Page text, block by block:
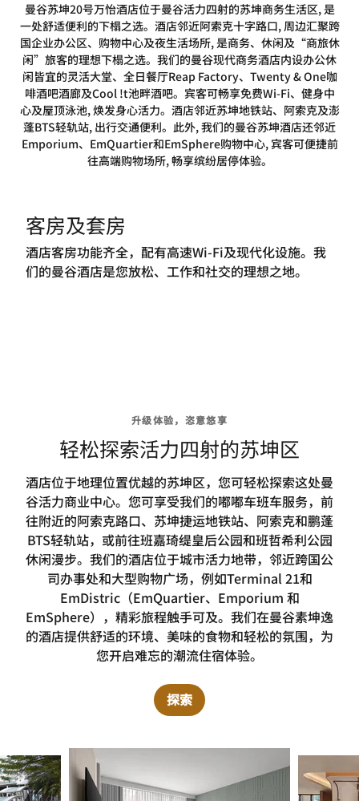
曼谷苏坤20号万怡酒店位于曼谷活力四射的苏坤商务生活区, 是
一处舒适便利的下榻之选。酒店邻近阿索克十字路口, 周边汇聚跨
国企业办公区、购物中心及夜生活场所, 是商务、休闲及“商旅休
闲”旅客的理想下榻之选。我们的曼谷现代商务酒店内设办公休
闲皆宜的灵活大堂、全日餐厅Reap Factory、Twenty & One咖
啡酒吧酒廊及Cool !t池畔酒吧。宾客可畅享免费Wi-Fi、健身中
心及屋顶泳池, 焕发身心活力。酒店邻近苏坤地铁站、阿索克及澎
蓬BTS轻轨站, 出行交通便利。此外, 我们的曼谷苏坤酒店还邻近
Emporium、EmQuartier和EmSphere购物中心, 宾客可便捷前
往高端购物场所, 畅享缤纷居停体验。
客房及套房
酒店客房功能齐全，配有高速Wi-Fi及现代化设施。我
们的曼谷酒店是您放松、工作和社交的理想之地。
升级体验，恣意悠享
轻松探索活力四射的苏坤区
酒店位于地理位置优越的苏坤区，您可轻松探索这处曼
谷活力商业中心。您可享受我们的嘟嘟车班车服务，前
往附近的阿索克路口、苏坤捷运地铁站、阿索克和鹏蓬
BTS轻轨站，或前往班嘉琦缇皇后公园和班哲希利公园
休闲漫步。我们的酒店位于城市活力地带，邻近跨国公
司办事处和大型购物广场，例如Terminal 21和
EmDistric（EmQuartier、Emporium 和
EmSphere），精彩旅程触手可及。我们在曼谷素坤逸
的酒店提供舒适的环境、美味的食物和轻松的氛围，为
您开启难忘的潮流住宿体验。
探索